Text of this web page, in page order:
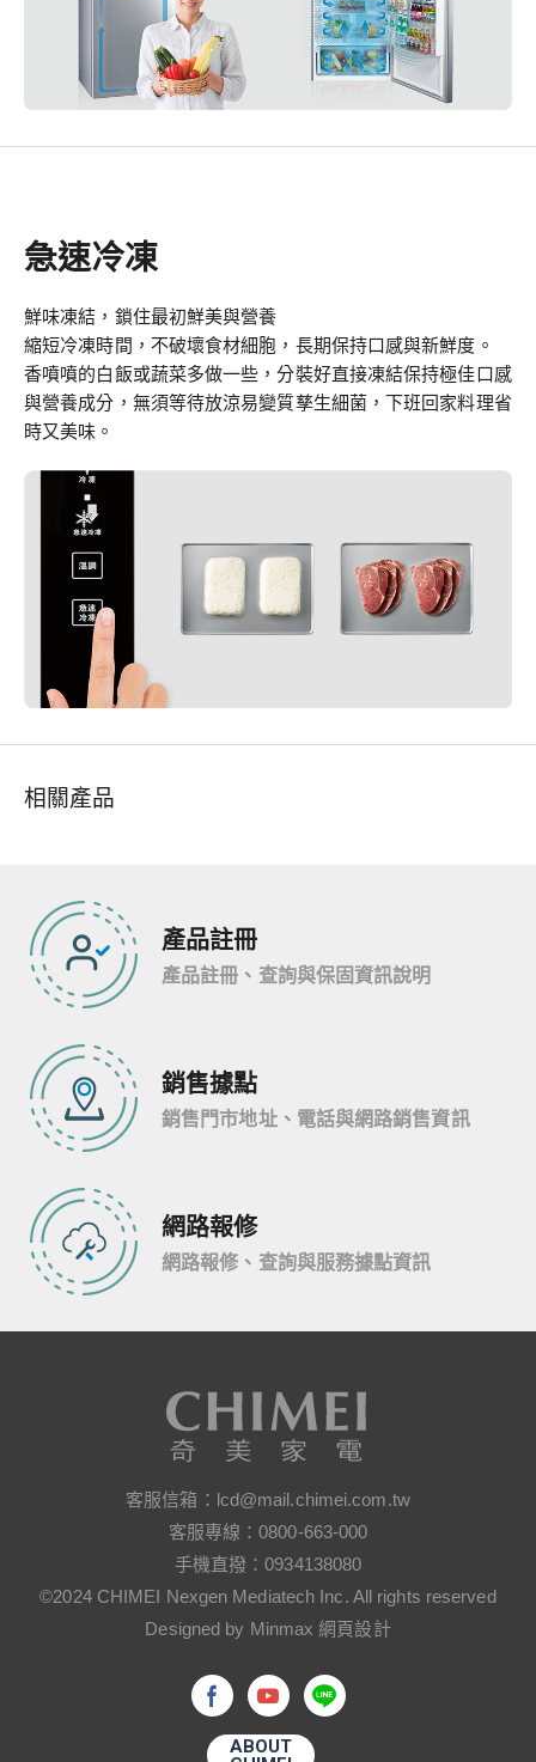
急速冷凍
鮮味凍結，鎖住最初鮮美與營養
縮短冷凍時間，不破壞食材細胞，長期保持口感與新鮮度。
香噴噴的白飯或蔬菜多做一些，分裝好直接凍結保持極佳口感
與營養成分，無須等待放涼易變質孳生細菌，下班回家料理省
時又美味。
相關產品
產品註冊
產品註冊、查詢與保固資訊說明
銷售據點
銷售門市地址、電話與網路銷售資訊
網路報修
網路報修、查詢與服務據點資訊
客服信箱： lcd@mail.chimei.com.tw
客服專線：0800-663-000
手機直撥：0934138080
©2024 CHIMEI Nexgen Mediatech Inc. All rights reserved
Designed by Minmax 網頁設計
ABOUT